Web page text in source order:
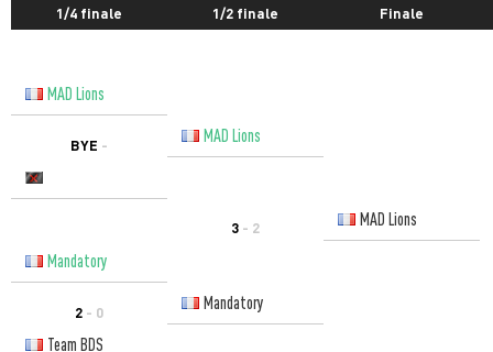
1/4 finale 1/2 finale Finale
MAD Lions
BYE - MAD Lions
3 - 2
MAD Lions
Mandatory
2 - 0
Mandatory
Team BDS